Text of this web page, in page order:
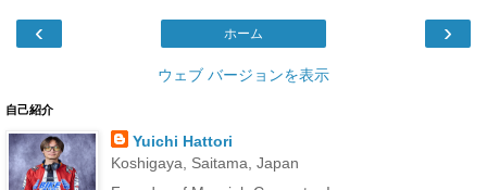
‹ ›
ホーム
ウェブ バージョンを表示
自己紹介
Yuichi Hattori
Koshigaya, Saitama, Japan